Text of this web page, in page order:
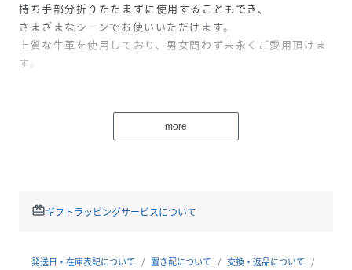
持ち手部分折りたたまずに使用することもでき、
さまざまなシーンでお使いいただけます。
上質な牛革を使用しており、男女問わず末永くご愛用頂けま
す。
2011年にスタートしたRAYAN LIMITEDのオリジナルレ－ベ
ります。
ベ－シックな定番モデルやシーズンセレクトモデルを展開し
more
redeemギフトラッピングサービスについて
発送日・在庫表記について 置き配について
交換・返品について